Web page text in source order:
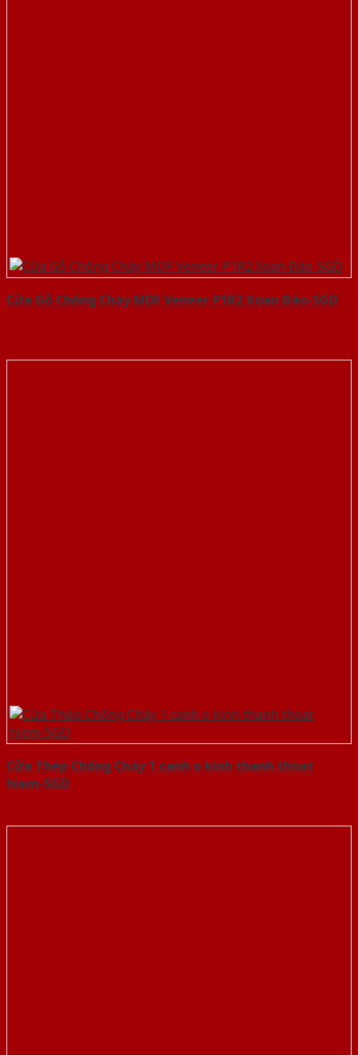
Cửa Gỗ Chống Cháy MDF Veneer P1R2 Xoan Đào-SGD
Cửa Thép Chống Cháy 1 canh o kinh thanh thoat
hiem-SGD